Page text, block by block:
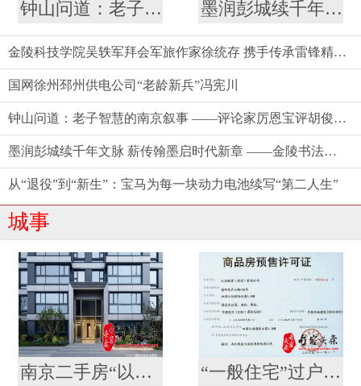
钟山问道：老子智慧的南京叙事 ——评论家厉恩宝评胡俊新作《〈老子〉今读》 墨润彭城续千年文脉 薪传翰墨启时代新章 ——金陵书法院徐州分院盛大揭牌
金陵科技学院吴轶军拜会军旅作家徐统存 携手传承雷锋精神与中华文脉
国网徐州邳州供电公司“老龄新兵”冯宪川
钟山问道：老子智慧的南京叙事 ——评论家厉恩宝评胡俊新作《〈老子〉今读》
墨润彭城续千年文脉 薪传翰墨启时代新章 ——金陵书法院徐州分院盛大揭牌
从“退役”到“新生”：宝马为每一块动力电池续写“第二人生”
城事
南京二手房“以旧换新”再扩容 河西颐和·铂樾府纳入置换范围，共计10盘可选 “一般住宅”过户后成了“酒店式公寓” ？河西一高档小区遭遇权证“变脸”，相关部门回应仍按住宅登记